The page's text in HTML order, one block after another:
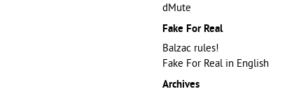
dMute
Fake For Real
Balzac rules!
Fake For Real in English
Archives